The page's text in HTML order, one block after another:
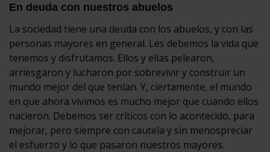
En deuda con nuestros abuelos
La sociedad tiene una deuda con los abuelos, y con las
personas mayores en general. Les debemos la vida que
tenemos y disfrutamos. Ellos y ellas pelearon,
arriesgaron y lucharon por sobrevivir y construir un
mundo mejor del que tenían. Y, ciertamente, el mundo
en que ahora vivimos es mucho mejor que cuando ellos
nacieron. Debemos ser críticos con lo acontecido, para
mejorar, pero siempre con cautela y sin menospreciar
el esfuerzo y lo que pasaron nuestros mayores.